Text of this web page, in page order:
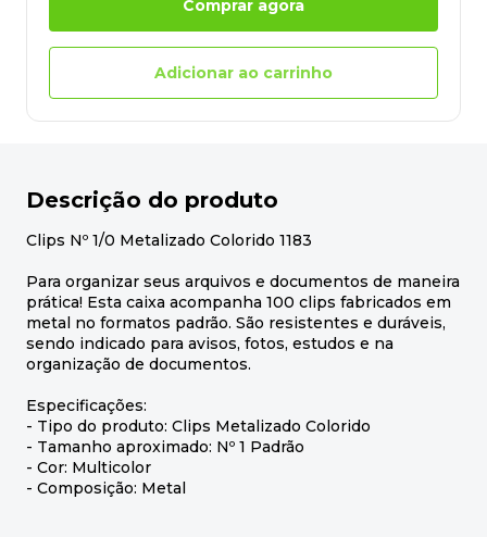
Comprar agora
Adicionar ao carrinho
Descrição do produto
Clips Nº 1/0 Metalizado Colorido 1183
Para organizar seus arquivos e documentos de maneira
prática! Esta caixa acompanha 100 clips fabricados em
metal no formatos padrão. São resistentes e duráveis,
sendo indicado para avisos, fotos, estudos e na
organização de documentos.
Especificações:
- Tipo do produto: Clips Metalizado Colorido
- Tamanho aproximado: Nº 1 Padrão
- Cor: Multicolor
- Composição: Metal